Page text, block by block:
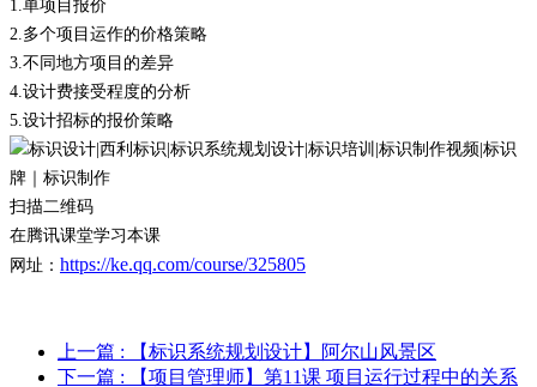
1. 单项目报价
2. 多个项目运作的价格策略
3. 不同地方项目的差异
4. 设计费接受程度的分析
5. 设计招标的报价策略
扫描二维码
在腾讯课堂学习本课
网址： https://ke.qq.com/course/325805
上一篇 : 【标识系统规划设计】阿尔山风景区
下一篇 : 【项目管理师】第11课 项目运行过程中的关系